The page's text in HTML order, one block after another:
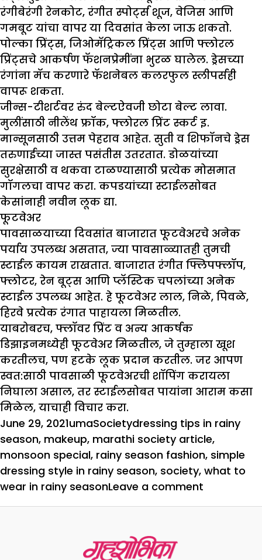
रंगीबेरंगी रेनकोट, रंगीत स्पोर्ट्स शूज, वेजिस आणि
गमबूट यांचा वापर या दिवसांत केला जाऊ शकतो.
पोल्का प्रिंट्स, जिओमॅट्रिकल प्रिंट्स आणि फ्लोरल
प्रिंट्सचे आकर्षण फॅशनप्रेमींना भुरळ घालेल. ड्रेसच्या
रंगांना मॅच करणारे फॅशनेबल कलरफुल स्लीपर्सही
वापरू शकता.
जीन्स-टीशर्टवर रुंद बेल्टऐवजी छोटा बेल्ट लावा.
मुलींसाठी नीलेंथ फ्रॉक, फ्लोरल प्रिंट स्कर्ट इ.
मान्सूनसाठी उत्तम पेहराव आहेत. सुती व शिफॉनचे ड्रेस
तरुणाईच्या जास्त पसंतीस उतरतात. डोळयांच्या
सुरक्षेसाठी व थकवा टाळण्यासाठी प्रत्येक मोसमात
गॉगलचा वापर करा. कपडयांच्या स्टाईलसोबत
केसांनाही नवीन लूक द्या.
फूटवेअर
पावसाळयाच्या दिवसांत बाजारात फूटवेअरचे अनेक
पर्याय उपलब्ध असतात, ज्या पावसाळ्यातही तुमची
स्टाईल कायम राखतात. बाजारात रंगीत फ्लिपफ्लॉप,
फ्लोटर, रेन बूट्स आणि प्लॅस्टिक चपलांच्या अनेक
स्टाईल उपलब्ध आहेत. हे फूटवेअर लाल, निळे, पिवळे,
हिरवे प्रत्येक रंगात पाहायला मिळतील.
याबरोबरच, फ्लॉवर प्रिंट व अन्य आकर्षक
डिझाइनमध्येही फूटवेअर मिळतील, जे तुम्हाला खूश
करतीलच, पण हटके लूक प्रदान करतील. जर आपण
स्वत:साठी पावसाळी फूटवेअरची शॉपिंग करायला
निघाला असाल, तर स्टाईलसोबत पायांना आराम कसा
मिळेल, याचाही विचार करा.
Posted
on
June 29, 2021Author
umaCategories
SocietyTags
dressing tips in rainy
season, makeup, marathi society article,
monsoon special, rainy season fashion, simple
dressing style in rainy season, society, what to
wear in rainy seasonLeave a comment